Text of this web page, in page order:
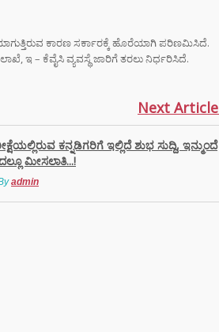
ಕಾರಣ ಸರ್ಕಾರಕ್ಕೆ ಹೊರೆಯಾಗಿ ಪರಿಣಮಿಸಿದೆ.
ಇ – ಕೆವೈಸಿ ವ್ಯವಸ್ಥೆ ಜಾರಿಗೆ ತರಲು ನಿರ್ಧರಿಸಿದೆ.
Next Article
ಕನ್ನಡಿಗರಿಗೆ ಇಲ್ಲಿದೆ ಶುಭ ಸುದ್ದಿ, ಇನ್ಮುಂದೆ
ಮೀಸಲಾತಿ...!
admin